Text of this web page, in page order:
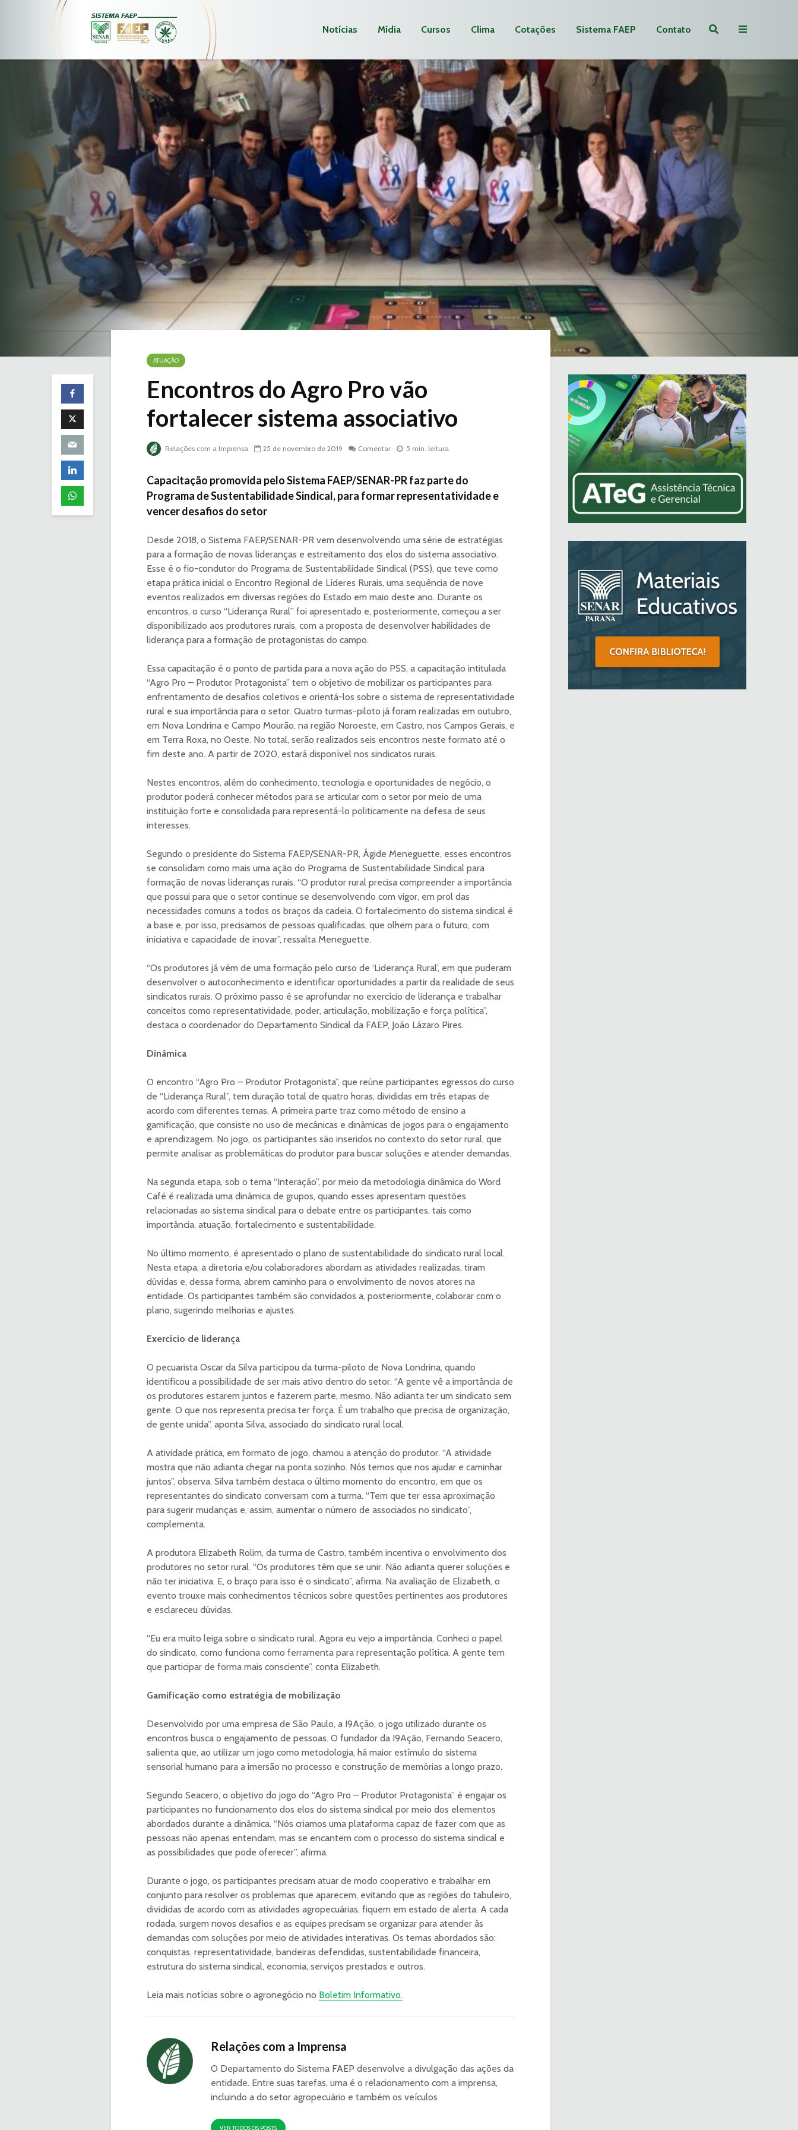
Notícias Mídia Cursos Clima Cotações Sistema FAEP Contato
ATUAÇÃO
Encontros do Agro Pro vão
fortalecer sistema associativo
Relações com a Imprensa 25 de novembro de 2019 Comentar 5 min. leitura
Capacitação promovida pelo Sistema FAEP/SENAR-PR faz parte do
Programa de Sustentabilidade Sindical, para formar representatividade e
vencer desafios do setor
Desde 2018, o Sistema FAEP/SENAR-PR vem desenvolvendo uma série de estratégias
para a formação de novas lideranças e estreitamento dos elos do sistema associativo.
Esse é o fio-condutor do Programa de Sustentabilidade Sindical (PSS), que teve como
etapa prática inicial o Encontro Regional de Líderes Rurais, uma sequência de nove
eventos realizados em diversas regiões do Estado em maio deste ano. Durante os
encontros, o curso “Liderança Rural” foi apresentado e, posteriormente, começou a ser
disponibilizado aos produtores rurais, com a proposta de desenvolver habilidades de
liderança para a formação de protagonistas do campo.
Essa capacitação é o ponto de partida para a nova ação do PSS, a capacitação intitulada
“Agro Pro – Produtor Protagonista” tem o objetivo de mobilizar os participantes para
enfrentamento de desafios coletivos e orientá-los sobre o sistema de representatividade
rural e sua importância para o setor. Quatro turmas-piloto já foram realizadas em outubro,
em Nova Londrina e Campo Mourão, na região Noroeste, em Castro, nos Campos Gerais, e
em Terra Roxa, no Oeste. No total, serão realizados seis encontros neste formato até o
fim deste ano. A partir de 2020, estará disponível nos sindicatos rurais.
Nestes encontros, além do conhecimento, tecnologia e oportunidades de negócio, o
produtor poderá conhecer métodos para se articular com o setor por meio de uma
instituição forte e consolidada para representá-lo politicamente na defesa de seus
interesses.
Segundo o presidente do Sistema FAEP/SENAR-PR, Ágide Meneguette, esses encontros
se consolidam como mais uma ação do Programa de Sustentabilidade Sindical para
formação de novas lideranças rurais. “O produtor rural precisa compreender a importância
que possui para que o setor continue se desenvolvendo com vigor, em prol das
necessidades comuns a todos os braços da cadeia. O fortalecimento do sistema sindical é
a base e, por isso, precisamos de pessoas qualificadas, que olhem para o futuro, com
iniciativa e capacidade de inovar”, ressalta Meneguette.
“Os produtores já vêm de uma formação pelo curso de ‘Liderança Rural’, em que puderam
desenvolver o autoconhecimento e identificar oportunidades a partir da realidade de seus
sindicatos rurais. O próximo passo é se aprofundar no exercício de liderança e trabalhar
conceitos como representatividade, poder, articulação, mobilização e força política”,
destaca o coordenador do Departamento Sindical da FAEP, João Lázaro Pires.
Dinâmica
O encontro “Agro Pro – Produtor Protagonista”, que reúne participantes egressos do curso
de “Liderança Rural”, tem duração total de quatro horas, divididas em três etapas de
acordo com diferentes temas. A primeira parte traz como método de ensino a
gamificação, que consiste no uso de mecânicas e dinâmicas de jogos para o engajamento
e aprendizagem. No jogo, os participantes são inseridos no contexto do setor rural, que
permite analisar as problemáticas do produtor para buscar soluções e atender demandas.
Na segunda etapa, sob o tema “Interação”, por meio da metodologia dinâmica do Word
Café é realizada uma dinâmica de grupos, quando esses apresentam questões
relacionadas ao sistema sindical para o debate entre os participantes, tais como
importância, atuação, fortalecimento e sustentabilidade.
No último momento, é apresentado o plano de sustentabilidade do sindicato rural local.
Nesta etapa, a diretoria e/ou colaboradores abordam as atividades realizadas, tiram
dúvidas e, dessa forma, abrem caminho para o envolvimento de novos atores na
entidade. Os participantes também são convidados a, posteriormente, colaborar com o
plano, sugerindo melhorias e ajustes.
Exercício de liderança
O pecuarista Oscar da Silva participou da turma-piloto de Nova Londrina, quando
identificou a possibilidade de ser mais ativo dentro do setor. “A gente vê a importância de
os produtores estarem juntos e fazerem parte, mesmo. Não adianta ter um sindicato sem
gente. O que nos representa precisa ter força. É um trabalho que precisa de organização,
de gente unida”, aponta Silva, associado do sindicato rural local.
A atividade prática, em formato de jogo, chamou a atenção do produtor. “A atividade
mostra que não adianta chegar na ponta sozinho. Nós temos que nos ajudar e caminhar
juntos”, observa. Silva também destaca o último momento do encontro, em que os
representantes do sindicato conversam com a turma. “Tem que ter essa aproximação
para sugerir mudanças e, assim, aumentar o número de associados no sindicato”,
complementa.
A produtora Elizabeth Rolim, da turma de Castro, também incentiva o envolvimento dos
produtores no setor rural. “Os produtores têm que se unir. Não adianta querer soluções e
não ter iniciativa. E, o braço para isso é o sindicato”, afirma. Na avaliação de Elizabeth, o
evento trouxe mais conhecimentos técnicos sobre questões pertinentes aos produtores
e esclareceu dúvidas.
“Eu era muito leiga sobre o sindicato rural. Agora eu vejo a importância. Conheci o papel
do sindicato, como funciona como ferramenta para representação política. A gente tem
que participar de forma mais consciente”, conta Elizabeth.
Gamificação como estratégia de mobilização
Desenvolvido por uma empresa de São Paulo, a I9Ação, o jogo utilizado durante os
encontros busca o engajamento de pessoas. O fundador da I9Ação, Fernando Seacero,
salienta que, ao utilizar um jogo como metodologia, há maior estímulo do sistema
sensorial humano para a imersão no processo e construção de memórias a longo prazo.
Segundo Seacero, o objetivo do jogo do “Agro Pro – Produtor Protagonista” é engajar os
participantes no funcionamento dos elos do sistema sindical por meio dos elementos
abordados durante a dinâmica. “Nós criamos uma plataforma capaz de fazer com que as
pessoas não apenas entendam, mas se encantem com o processo do sistema sindical e
as possibilidades que pode oferecer”, afirma.
Durante o jogo, os participantes precisam atuar de modo cooperativo e trabalhar em
conjunto para resolver os problemas que aparecem, evitando que as regiões do tabuleiro,
divididas de acordo com as atividades agropecuárias, fiquem em estado de alerta. A cada
rodada, surgem novos desafios e as equipes precisam se organizar para atender às
demandas com soluções por meio de atividades interativas. Os temas abordados são:
conquistas, representatividade, bandeiras defendidas, sustentabilidade financeira,
estrutura do sistema sindical, economia, serviços prestados e outros.
Leia mais notícias sobre o agronegócio no Boletim Informativo.
Relações com a Imprensa
O Departamento do Sistema FAEP desenvolve a divulgação das ações da
entidade. Entre suas tarefas, uma é o relacionamento com a imprensa,
incluindo a do setor agropecuário e também os veículos
VER TODOS OS POSTS